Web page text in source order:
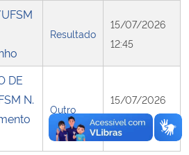
Resultado
15/07/2026
12:45
DE
N.
Outro
15/07/2026
12:56